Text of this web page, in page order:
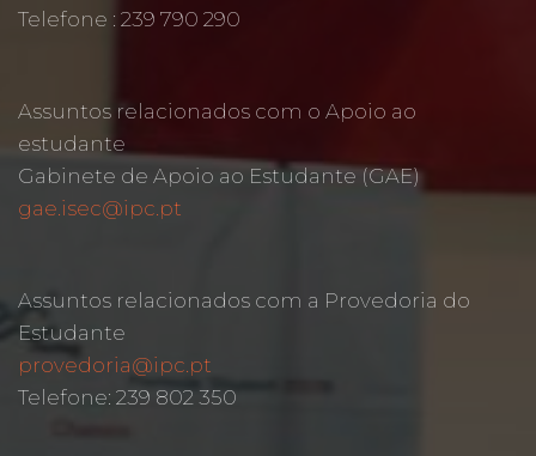
Telefone : 239 790 290
Assuntos relacionados com o Apoio ao
estudante
Gabinete de Apoio ao Estudante (GAE)
gae.isec@ipc.pt
Assuntos relacionados com a Provedoria do
Estudante
provedoria@ipc.pt
Telefone: 239 802 350